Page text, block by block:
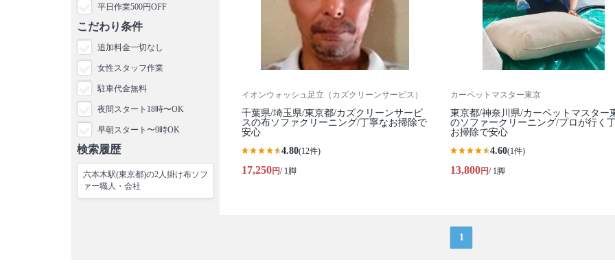
平日作業500円OFF
こだわり条件
追加料金一切なし
女性スタッフ作業
駐車代金無料
夜間スタート18時〜OK
早朝スタート〜9時OK
検索履歴
六本木駅(東京都)の2人掛け布ソフ
ァー職人・会社
イオンウォッシュ足立（カズクリーンサービス）
千葉県/埼玉県/東京都/カズクリーンサービ
スの布ソファクリーニング/丁寧なお掃除で
安心
4.80(12件)
17,250円/ 1脚
カーペットマスター東京
東京都/神奈川県/カーペットマスター
のソファークリーニング/プロが行く
お掃除で安心
4.60(1件)
13,800円/ 1脚
1